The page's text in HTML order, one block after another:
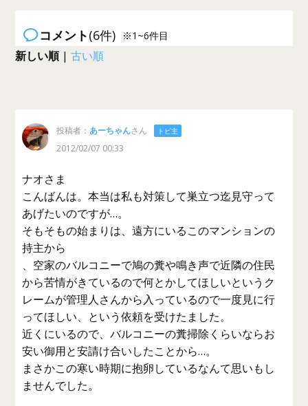
コメント(6件) ※1~6件目
新しい順|古い順
投稿者：あーちゃんさん トピ主
2012/02/07 00:33
ナオさま
こんばんは。本当は私も対策して巣立つ迄見守って
あげたいのですが…。
そもそもの始まりは、遠方にいるこのマンションの
持主から
、空家のバルコニーで鳩の糞や鳴き声で近隣の住民
から苦情がきているので何とかしてほしいというク
レームが管理人さんから入っているので一度見に行
ってほしい、という依頼を受けたました。
近くにいるので、バルコニーの糞掃除くらいならお
安い御用と安請け合いしたことから…。
まさかこの寒い時期に抱卵しているなんて思いもし
ませんでした。